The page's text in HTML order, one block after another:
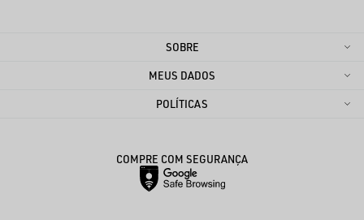
SOBRE
MEUS DADOS
POLÍTICAS
COMPRE COM SEGURANÇA